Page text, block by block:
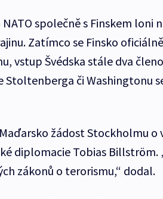
společně s Finskem loni
Zatímco se Finsko
vstup Švédska stále dva
či Washingtonu
žádost Stockholmu o
diplomacie Tobias Billström.
zákonů o terorismu,“ dodal.